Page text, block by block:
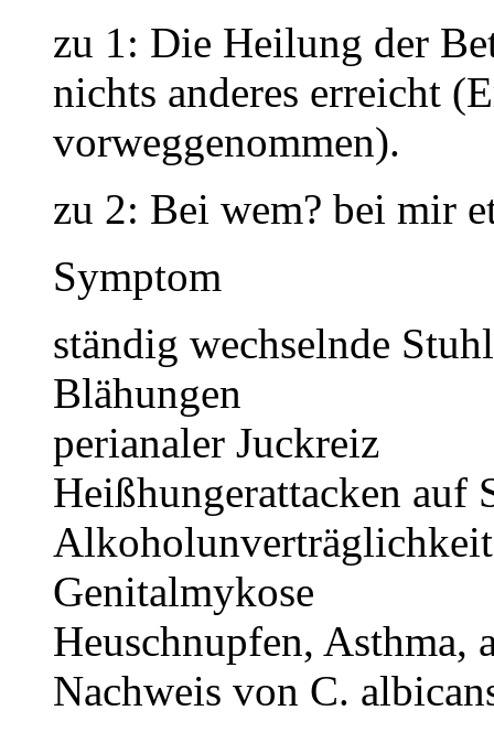
zu 1: Die Heilung der
nichts anderes erreicht
vorweggenommen).
zu 2: Bei wem? bei mir
Symptom
ständig wechselnde
Blähungen
perianaler
Heißhungerattacken
Heuschnupfen, Asthma,
Nachweis von C.